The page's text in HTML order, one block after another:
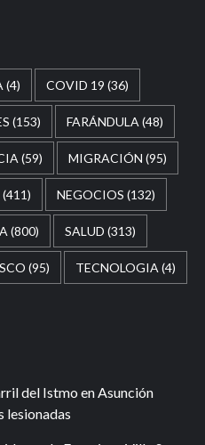
(4) COVID 19 (36)
(153) FARÁNDULA (48)
(59) MIGRACIÓN (95)
(411) NEGOCIOS (132)
(800) SALUD (313)
(95) TECNOLOGIA (4)
del Istmo en Asunción
lesionadas